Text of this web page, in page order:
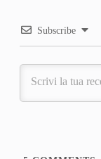
Subscribe